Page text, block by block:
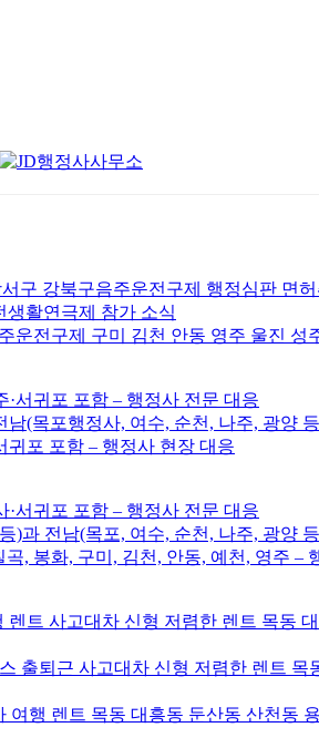
구 강북구음주운전구제 행정심판 면
생활연극제 참가 소식
운전구제 구미 김천 안동 영주 울진 성
서귀포 포함 – 행정사 전문 대응
(목포행정사, 여수, 순천, 나주, 광양
귀포 포함 – 행정사 현장 대응
서귀포 포함 – 행정사 전문 대응
)과 전남(목포, 여수, 순천, 나주, 광양
, 봉화, 구미, 김천, 안동, 예천, 영주 –
트 사고대차 신형 저렴한 렌트 목동
출퇴근 사고대차 신형 저렴한 렌트
행 렌트 목동 대흥동 둔산동 산천동